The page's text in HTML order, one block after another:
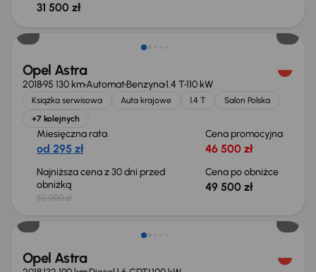
31 500 zł
Taniej o 500 zł
Opel Astra
201895 130 kmAutomatBenzyna1.4 T110 kW
Książka serwisowa Auta krajowe 1.4 T
Salon Polska
+7 kolejnych
Miesięczna rata
od 295 zł
Cena promocyjna
46 500 zł
Najniższa cena z 30 dni przed
obniżką
50 000 zł
Cena po obniżce
49 500 zł
Opel Astra